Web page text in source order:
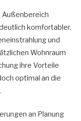
Außenbereich
komfortabler.
und
Wohnraum
ihre Vorteile
optimal an die
an Planung